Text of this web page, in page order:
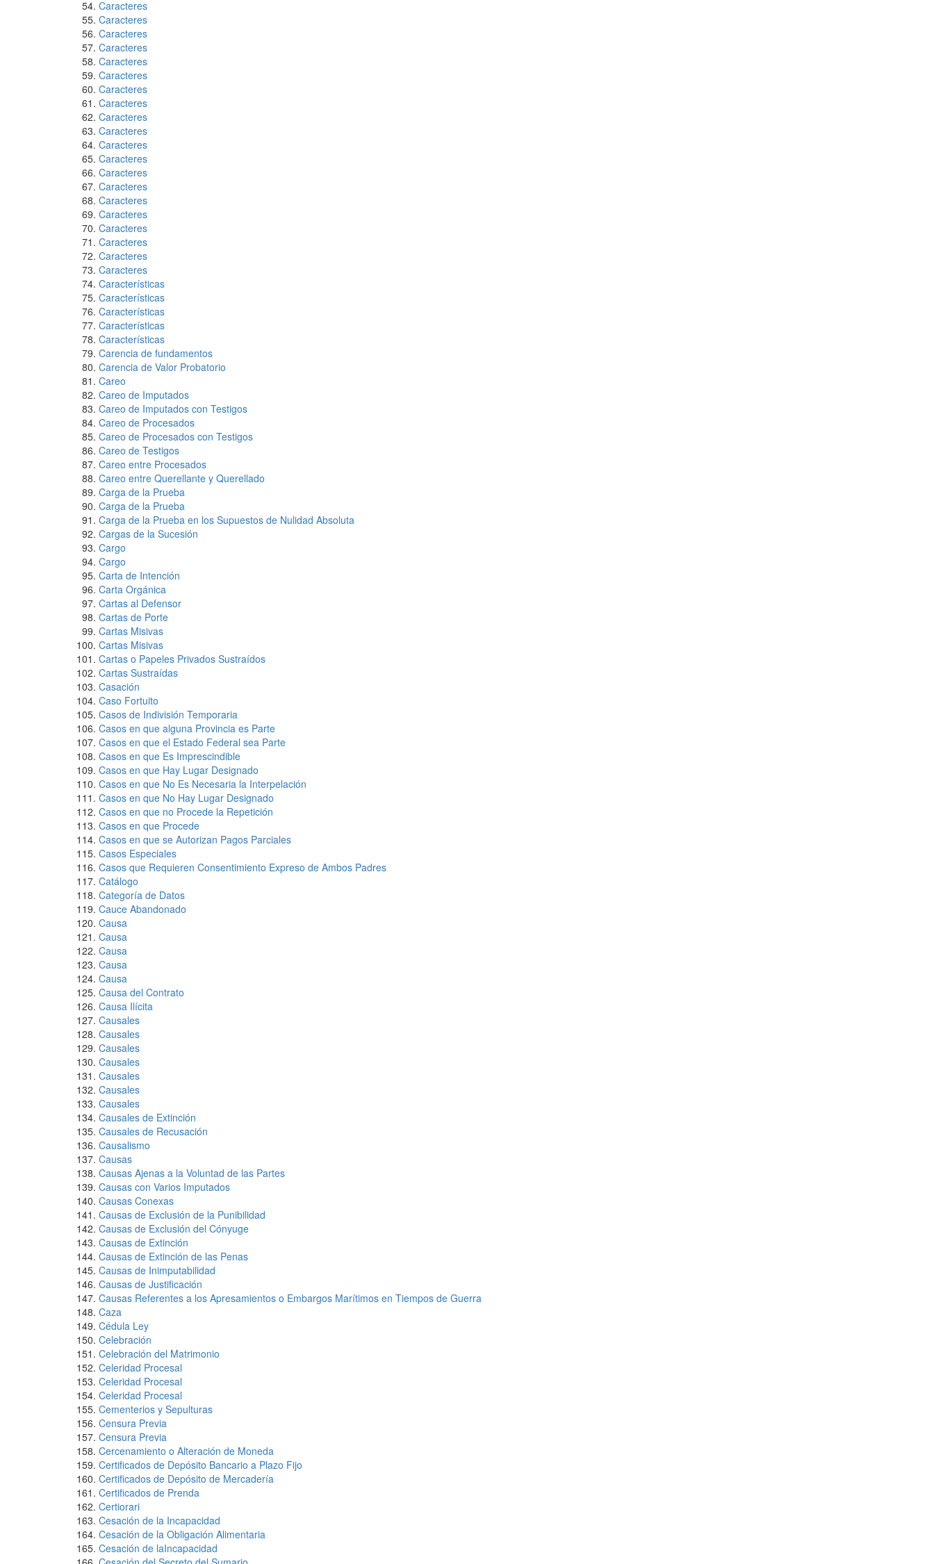
Caracteres
Caracteres
Caracteres
Caracteres
Caracteres
Caracteres
Caracteres
Caracteres
Caracteres
Caracteres
Caracteres
Caracteres
Caracteres
Caracteres
Caracteres
Caracteres
Caracteres
Caracteres
Caracteres
Caracteres
Características
Características
Características
Características
Características
Carencia de fundamentos
Carencia de Valor Probatorio
Careo
Careo de Imputados
Careo de Imputados con Testigos
Careo de Procesados
Careo de Procesados con Testigos
Careo de Testigos
Careo entre Procesados
Careo entre Querellante y Querellado
Carga de la Prueba
Carga de la Prueba
Carga de la Prueba en los Supuestos de Nulidad Absoluta
Cargas de la Sucesión
Cargo
Cargo
Carta de Intención
Carta Orgánica
Cartas al Defensor
Cartas de Porte
Cartas Misivas
Cartas Misivas
Cartas o Papeles Privados Sustraídos
Cartas Sustraídas
Casación
Caso Fortuito
Casos de Indivisión Temporaria
Casos en que alguna Provincia es Parte
Casos en que el Estado Federal sea Parte
Casos en que Es Imprescindible
Casos en que Hay Lugar Designado
Casos en que No Es Necesaria la Interpelación
Casos en que No Hay Lugar Designado
Casos en que no Procede la Repetición
Casos en que Procede
Casos en que se Autorizan Pagos Parciales
Casos Especiales
Casos que Requieren Consentimiento Expreso de Ambos Padres
Catálogo
Categoría de Datos
Cauce Abandonado
Causa
Causa
Causa
Causa
Causa
Causa del Contrato
Causa Ilícita
Causales
Causales
Causales
Causales
Causales
Causales
Causales
Causales de Extinción
Causales de Recusación
Causalismo
Causas
Causas Ajenas a la Voluntad de las Partes
Causas con Varios Imputados
Causas Conexas
Causas de Exclusión de la Punibilidad
Causas de Exclusión del Cónyuge
Causas de Extinción
Causas de Extinción de las Penas
Causas de Inimputabilidad
Causas de Justificación
Causas Referentes a los Apresamientos o Embargos Marítimos en Tiempos de Guerra
Caza
Cédula Ley
Celebración
Celebración del Matrimonio
Celeridad Procesal
Celeridad Procesal
Celeridad Procesal
Cementerios y Sepulturas
Censura Previa
Censura Previa
Cercenamiento o Alteración de Moneda
Certificados de Depósito Bancario a Plazo Fijo
Certificados de Depósito de Mercadería
Certificados de Prenda
Certiorari
Cesación de la Incapacidad
Cesación de la Obligación Alimentaria
Cesación de laIncapacidad